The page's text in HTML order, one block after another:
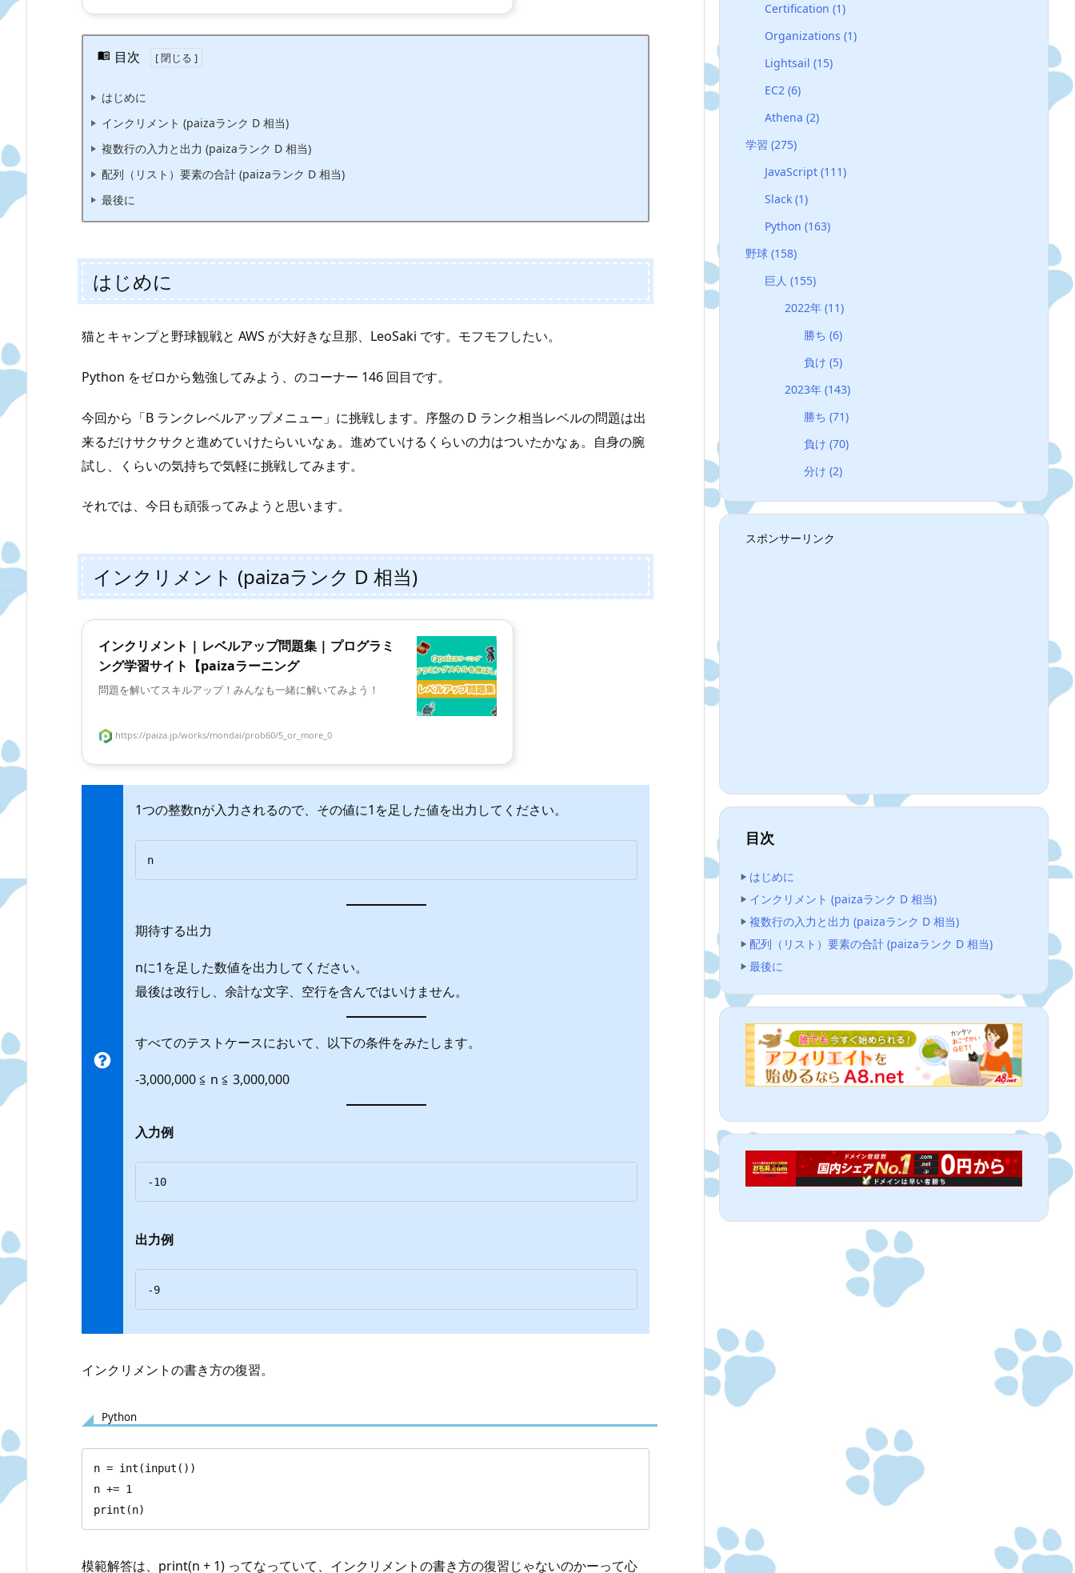
目次
はじめに
インクリメント (paizaランク D 相当)
複数行の入力と出力 (paizaランク D 相当)
配列（リスト）要素の合計 (paizaランク D 相当)
最後に
はじめに
猫とキャンプと野球観戦と AWS が大好きな旦那、LeoSaki です。モフモフしたい。
Python をゼロから勉強してみよう、のコーナー 146 回目です。
今回から「B ランクレベルアップメニュー」に挑戦します。序盤の D ランク相当レベルの問題は出
来るだけサクサクと進めていけたらいいなぁ。進めていけるくらいの力はついたかなぁ。自身の腕
試し、くらいの気持ちで気軽に挑戦してみます。
それでは、今日も頑張ってみようと思います。
インクリメント (paizaランク D 相当)
インクリメント | レベルアップ問題集 | プログラミ
ング学習サイト【paizaラーニング
問題を解いてスキルアップ！みんなも一緒に解いてみよう！
https://paiza.jp/works/mondai/prob60/5_or_more_0
1つの整数nが入力されるので、その値に1を足した値を出力してください。
n
期待する出力
nに1を足した数値を出力してください。
最後は改行し、余計な文字、空行を含んではいけません。
すべてのテストケースにおいて、以下の条件をみたします。
-3,000,000 ≦ n ≦ 3,000,000
入力例
-10
出力例
-9
インクリメントの書き方の復習。
Python
n = int(input())
n += 1
print(n)
模範解答は、print(n + 1) ってなっていて、インクリメントの書き方の復習じゃないのかーって心
Certification(1)
Organizations(1)
Lightsail(15)
EC2(6)
Athena(2)
学習 (275)
JavaScript(111)
Slack(1)
Python(163)
野球 (158)
巨人(155)
2022年 (11)
勝ち(6)
負け(5)
2023年 (143)
勝ち(71)
負け(70)
分け(2)
スポンサーリンク
目次
はじめに
インクリメント (paizaランク D 相当)
複数行の入力と出力 (paizaランク D 相当)
配列（リスト）要素の合計 (paizaランク D 相当)
最後に